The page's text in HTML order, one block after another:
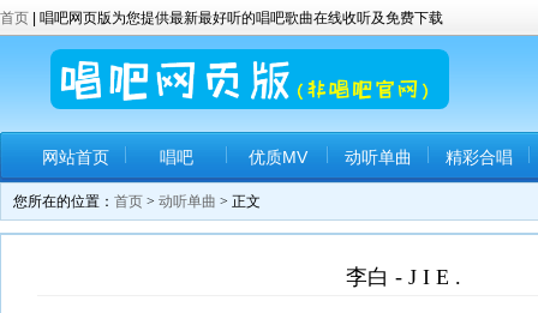
首页 | 唱吧网页版为您提供最新最好听的唱吧歌曲在线收听及免费下载
网站首页 唱吧 优质MV 动听单曲 精彩合唱
您所在的位置： 首页 > 动听单曲 > 正文
李白 - J I E .